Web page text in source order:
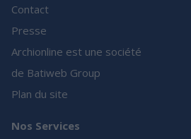
Contact
Presse
Archionline est une société
de Batiweb Group
Plan du site
Nos Services